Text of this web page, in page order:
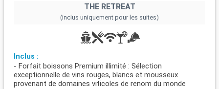
THE RETREAT
(inclus uniquement pour les suites)
Inclus :
- Forfait boissons Premium illimité : Sélection
exceptionnelle de vins rouges, blancs et mousseux
provenant de domaines viticoles de renom du monde